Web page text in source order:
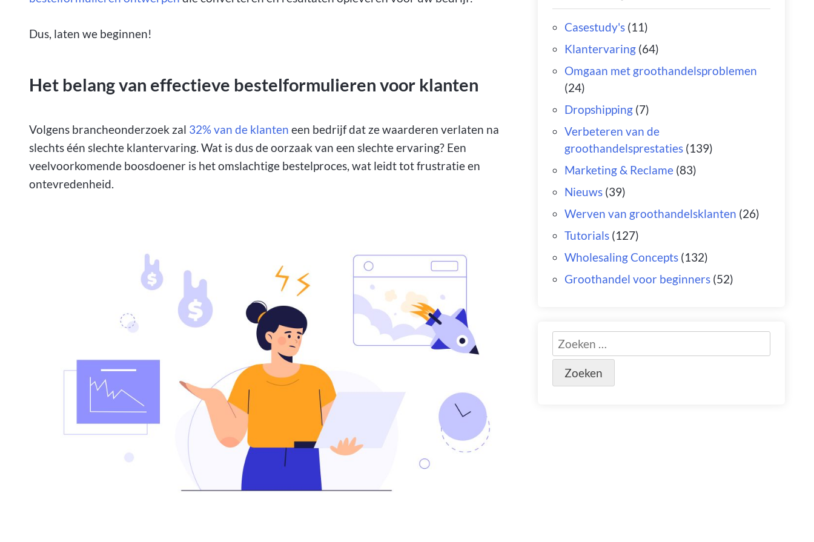
Dus, laten we beginnen!
Het belang van effectieve bestelformulieren voor klanten
Volgens brancheonderzoek zal 32% van de klanten een bedrijf dat ze waarderen verlaten na
slechts één slechte klantervaring. Wat is dus de oorzaak van een slechte ervaring? Een
veelvoorkomende boosdoener is het omslachtige bestelproces, wat leidt tot frustratie en
ontevredenheid.
Casestudy's (11)
Klantervaring (64)
Omgaan met groothandelsproblemen
(24)
Dropshipping (7)
Verbeteren van de
groothandelsprestaties (139)
Marketing & Reclame (83)
Nieuws (39)
Werven van groothandelsklanten (26)
Tutorials (127)
Wholesaling Concepts (132)
Groothandel voor beginners (52)